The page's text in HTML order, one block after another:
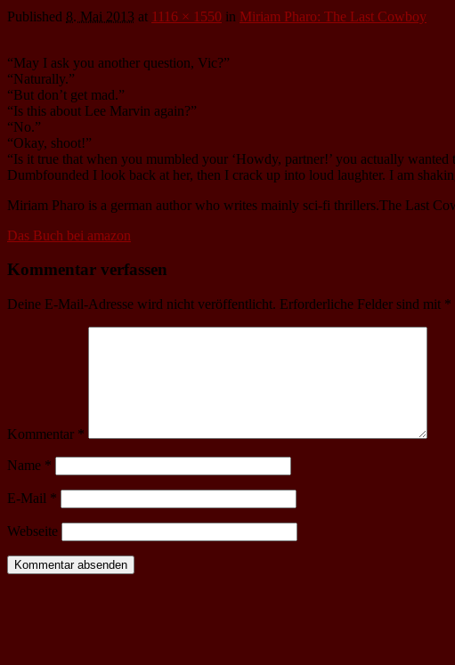
Published 8. Mai 2013 at 1116 × 1550 in Miriam Pharo: The Last Cowboy
“May I ask you another question, Vic?”
“Naturally.”
“But don’t get mad.”
“Is this about Lee Marvin again?”
“No.”
“Okay, shoot!”
“Is it true that when you mumbled your ‘Howdy, partner!’ you actually wanted
Dumbfounded I look back at her, then I crack up into loud laughter. I am
Miriam Pharo is a german author who writes mainly sci-fi thrillers.The Last
Das Buch bei amazon
Kommentar verfassen
Deine E-Mail-Adresse wird nicht veröffentlicht. Erforderliche Felder sind mit *
Kommentar *
Name *
E-Mail *
Webseite